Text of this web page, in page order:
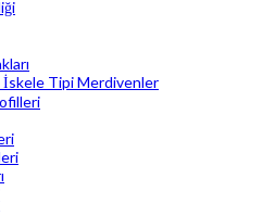
Tipi Merdivenler